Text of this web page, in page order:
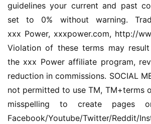
guidelines your current and past
set to 0% without warning.
xxx Power, xxxpower.com, http://
Violation of these terms may
the xxx Power affiliate program,
reduction in commissions. SOCIAL
not permitted to use TM, TM+terms
misspelling to create pages
Facebook/Youtube/Twitter/